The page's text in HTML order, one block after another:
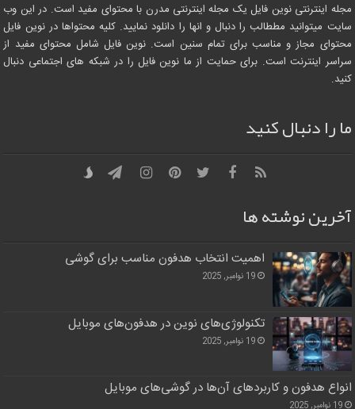
مجله اینترنتی نوین فایل یک مجله اینترنتی مدرن با محتوای مفید است. در این وب
سایت میتوانید مططالب را دنبال و انها را دانلود نمایید. کلیه محتواها در نوین فایل
محتوای مجاز و مناسب برای تمام سنین است. نوین فایل شامل محتوای مفید از
سراسر اینترنت است. برای حمایت از ما نوین فایل را در شبکه های اجتماعی دنبال
کنید.
ما را دنبال کنید
آخرین نوشته ها
اهمیت انتخاب هدفون مناسب برای گوشی
19 نوامبر, 2025
تکنولوژی‌های نوین در هدفون‌های موبایل
19 نوامبر, 2025
انواع هدفون و کاربردهای آن‌ها در گوشی‌های موبایل
19 نوامبر, 2025